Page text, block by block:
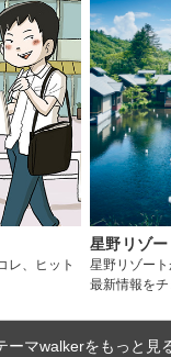
レ、ヒット
星野リゾ
星野リゾー
最新情報をチ
ーマwalkerをもっと見